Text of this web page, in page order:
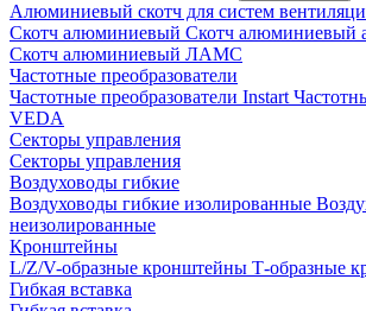
Алюминиевый скотч для систем
Скотч алюминиевый Скотч алюминиевый
Скотч алюминиевый ЛАМС
Частотные преобразователи
Частотные преобразователи Instart
VEDA
Секторы управления
Секторы управления
Воздуховоды гибкие
Воздуховоды гибкие изолированные
неизолированные
Кронштейны
L/Z/V-образные кронштейны Т-образные
Гибкая вставка